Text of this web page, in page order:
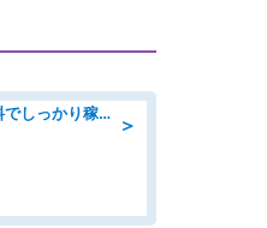
＞
自動車部品の検査/寮費無料でしっかり稼げる denso aichi